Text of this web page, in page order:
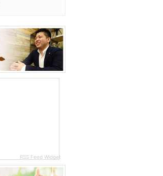
RSS Feed Widget